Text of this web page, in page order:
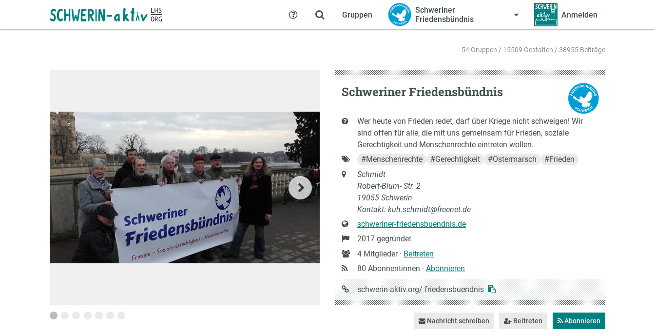
Gruppen
Schweriner
Friedensbündnis
Anmelden
Hilfe
54 Gruppen / 15509 Gestalten / 38955 Beiträge
Schweriner Friedensbündnis
Kurzbeschreibung
Wer heute von Frieden redet, darf über Kriege nicht schweigen! Wir
sind offen für alle, die mit uns gemeinsam für Frieden, soziale
Gerechtigkeit und Menschenrechte eintreten wollen.
Schlagworte
#Menschenrechte #Gerechtigkeit #Ostermarsch #Frieden
Anschrift
Schmidt
Robert-Blum- Str. 2
19055 Schwerin
Kontakt: kuh.schmidt@freenet.de
Website
schweriner-friedensbuendnis.de
Gründung
2017 gegründet
Anzahl
Mitglieder
4 Mitglieder · Beitreten
80 Abonnentinnen · Abonnieren
URL
auf
schwerin-aktiv.org/ friedensbuendnis
Nachricht schreiben Beitreten Abonnieren